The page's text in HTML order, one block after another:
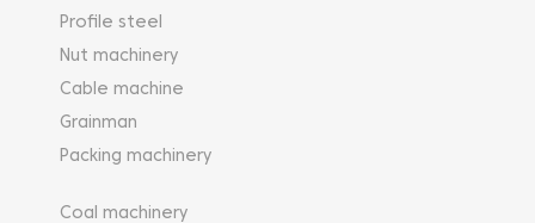
Profile steel
Nut machinery
Cable machine
Grainman
Packing machinery
Coal machinery